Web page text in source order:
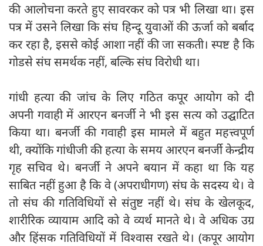
की आलोचना करते हुए सावरकर को पत्र भी लिखा था। इस
पत्र में उसने लिखा कि संघ हिन्दू युवाओं की ऊर्जा को बर्बाद
कर रहा है, इससे कोई आशा नहीं की जा सकती। स्पष्ट है कि
गोडसे संघ समर्थक नहीं, बल्कि संघ विरोधी था।
गांधी हत्या की जांच के लिए गठित कपूर आयोग को दी
अपनी गवाही में आरएन बनर्जी ने भी इस सत्य को उद्घाटित
किया था। बनर्जी की गवाही इस मामले में बहुत महत्त्वपूर्ण
थी, क्योंकि गांधीजी की हत्या के समय आरएन बनर्जी केन्द्रीय
गृह सचिव थे। बनर्जी ने अपने बयान में कहा था कि यह
साबित नहीं हुआ है कि वे (अपराधीगण) संघ के सदस्य थे। वे
तो संघ की गतिविधियों से संतुष्ट नहीं थे। संघ के खेलकूद,
शारीरिक व्यायाम आदि को वे व्यर्थ मानते थे। वे अधिक उग्र
और हिंसक गतिविधियों में विश्वास रखते थे। (कपूर आयोग